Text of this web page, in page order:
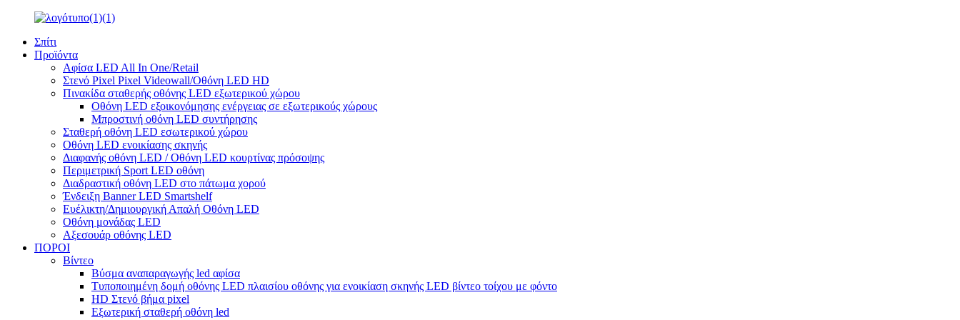
Σπίτι
Προϊόντα
Αφίσα LED All In One/Retail
Στενό Pixel Pixel Videowall/Οθόνη LED HD
Πινακίδα σταθερής οθόνης LED εξωτερικού χώρου
Οθόνη LED εξοικονόμησης ενέργειας σε εξωτερικούς χώρους
Μπροστινή οθόνη LED συντήρησης
Σταθερή οθόνη LED εσωτερικού χώρου
Οθόνη LED ενοικίασης σκηνής
Διαφανής οθόνη LED / Οθόνη LED κουρτίνας πρόσοψης
Περιμετρική Sport LED οθόνη
Διαδραστική οθόνη LED στο πάτωμα χορού
Ένδειξη Banner LED Smartshelf
Ευέλικτη/Δημιουργική Απαλή Οθόνη LED
Οθόνη μονάδας LED
Αξεσουάρ οθόνης LED
ΠΟΡΟΙ
Βίντεο
Βύσμα αναπαραγωγής led αφίσα
Τυποποιημένη δομή οθόνης LED πλαισίου οθόνης για ενοικίαση σκηνής LED βίντεο τοίχου με φόντο
HD Στενό βήμα pixel
Εξωτερική σταθερή οθόνη led